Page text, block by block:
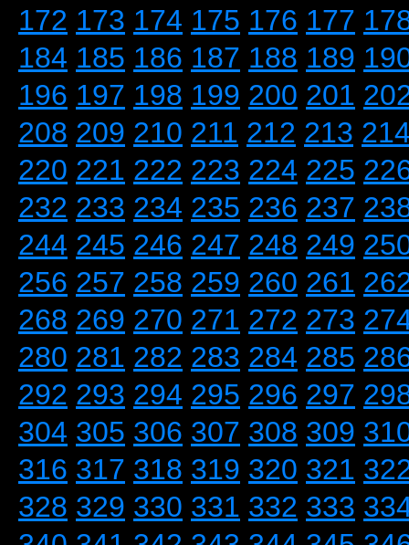
172 173 174 175 176 177
184 185 186 187 188 189
196 197 198 199 200 201
208 209 210 211 212 213
220 221 222 223 224 225
232 233 234 235 236 237
244 245 246 247 248 249
256 257 258 259 260 261
268 269 270 271 272 273
280 281 282 283 284 285
292 293 294 295 296 297
304 305 306 307 308 309
316 317 318 319 320 321
328 329 330 331 332 333